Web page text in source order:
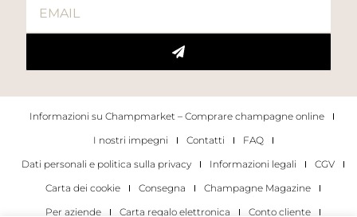
Informazioni su Champmarket – Comprare champagne online
I nostri impegni
Contatti
FAQ
Dati personali e politica sulla privacy
Informazioni legali
CGV
Carta dei cookie
Consegna
Champagne Magazine
Per aziende
Carta regalo elettronica Conto cliente